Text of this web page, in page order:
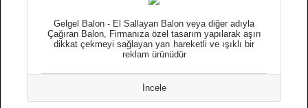
Gelgel Balon - El Sallayan Balon veya diğer adıyla
Çağıran Balon, Firmanıza özel tasarım yapılarak aşırı
dikkat çekmeyi sağlayan yarı hareketli ve ışıklı bir
reklam ürünüdür
İncele